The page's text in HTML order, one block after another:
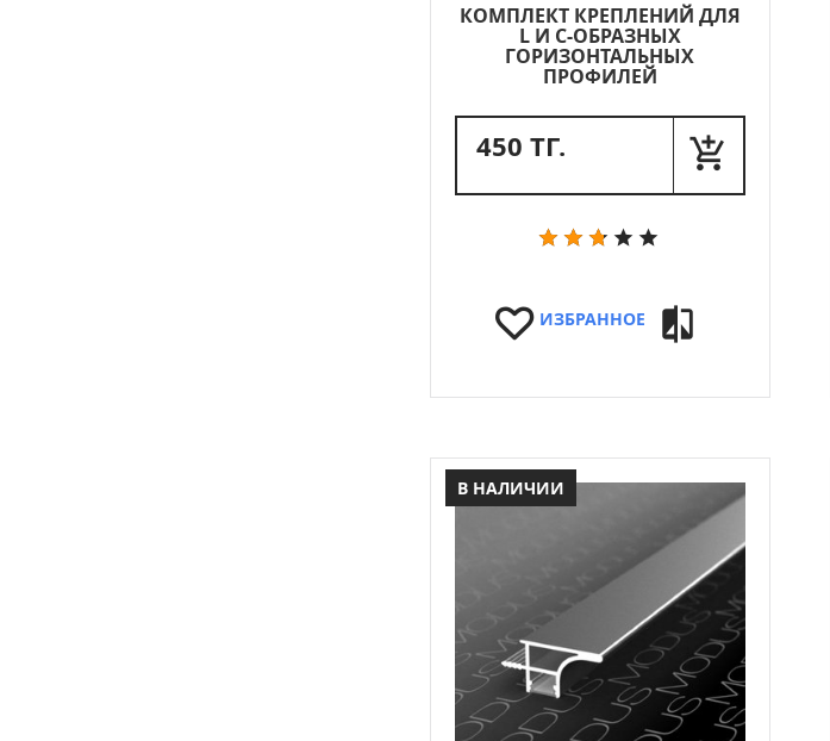
КОМПЛЕКТ КРЕПЛЕНИЙ ДЛЯ
L И C-ОБРАЗНЫХ
ГОРИЗОНТАЛЬНЫХ
ПРОФИЛЕЙ
450 ТГ.
ИЗБРАННОЕ
В НАЛИЧИИ